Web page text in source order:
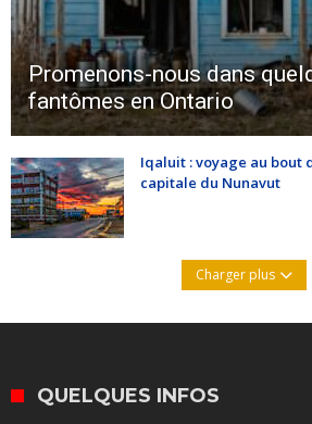
Promenons-nous dans
fantômes en Ontario
Iqaluit : voyage au bout
capitale du Nunavut
Charger plus
QUELQUES INFOS